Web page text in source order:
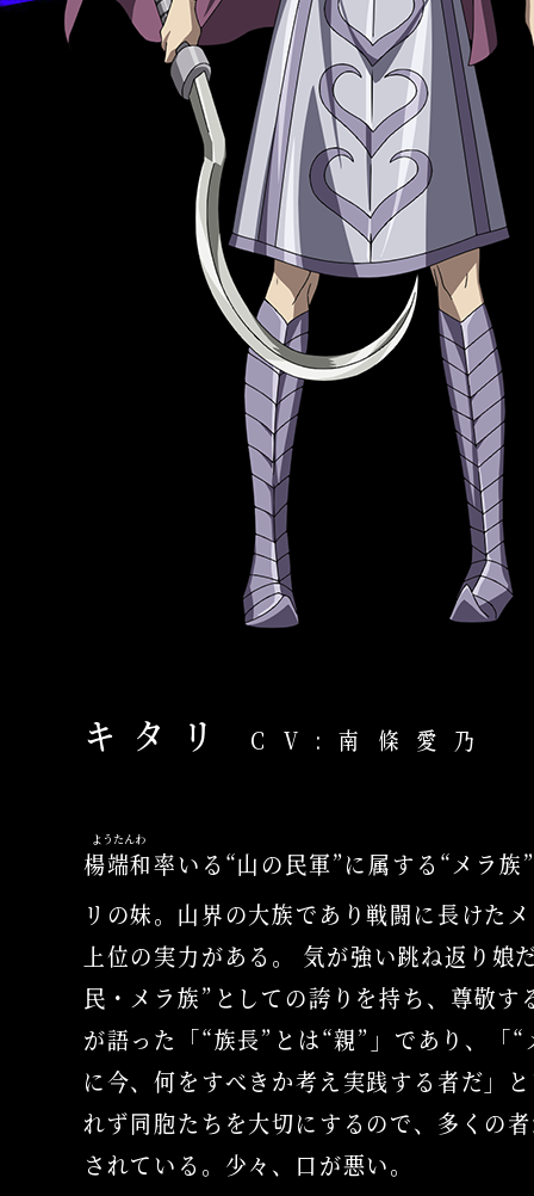
キタリ CV:南條愛乃
楊端和
ようたんわ
率いる“山の民軍”に属する“メラ族
リの妹。山界の大族であり戦闘に長けた
上位の実力がある。 気が強い跳ね返り娘
民・メラ族”としての誇りを持ち、尊敬す
が語った「“族長”とは“親”」であり、「
に今、何をすべきか考え実践する者だ」
れず同胞たちを大切にするので、多くの
されている。少々、口が悪い。